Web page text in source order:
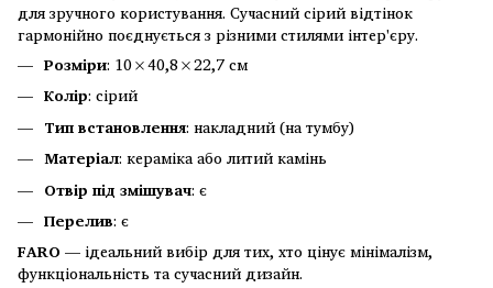
для зручного користування. Сучасний сірий відтінок
гармонійно поєднується з різними стилями інтер'єру.
Розміри: 10×40,8×22,7 см
Колір: сірий
Тип встановлення: накладний (на тумбу)
Матеріал: кераміка або литий камінь
Отвір під змішувач: є
Перелив: є
FARO — ідеальний вибір для тих, хто цінує мінімалізм,
функціональність та сучасний дизайн.